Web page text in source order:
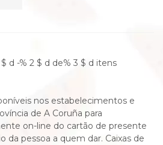
d -% 2 $ d de% 3 $ d itens
nos estabelecimentos e
de A Coruña para
on-line do cartão de presente
da pessoa a quem dar. Caixas de